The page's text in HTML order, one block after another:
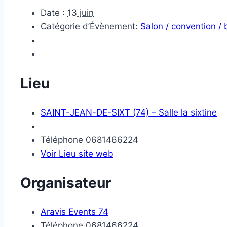
Date : 13 juin
Catégorie d’Évènement: Salon / convention /
Lieu
SAINT-JEAN-DE-SIXT (74) – Salle la sixtine
Téléphone 0681466224
Voir Lieu site web
Organisateur
Aravis Events 74